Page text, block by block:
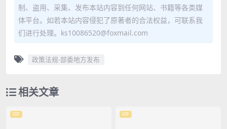
制、盗用、采集、发布本站内容到任何网站、书籍等各类媒
体平台。如若本站内容侵犯了原著者的合法权益，可联系我
们进行处理。ks10086520@foxmail.com
政策法规-部委地方发布
相关文章
VIP VIP